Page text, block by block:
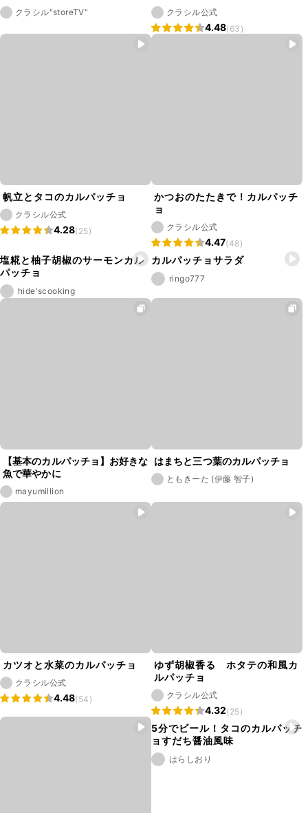
クラシル"storeTV" クラシル公式
4.48(63)
帆立とタコのカルパッチョ
クラシル公式
4.28(25)
かつおのたたきで！カルパッチ
ョ
クラシル公式
4.47(48)
塩糀と柚子胡椒のサーモンカル
パッチョ
hide'scooking
カルパッチョサラダ
ringo777
【基本のカルパッチョ】お好きな
魚で華やかに
mayumillion
はまちと三つ葉のカルパッチョ
ともきーた (伊藤 智子)
カツオと水菜のカルパッチョ
クラシル公式
4.48(54)
ゆず胡椒香る ホタテの和風カ
ルパッチョ
クラシル公式
4.32(25)
5分でビール！タコのカルパッチ
ョすだち醤油風味
はらしおり